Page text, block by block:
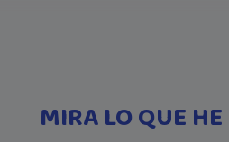
MIRA LO QUE